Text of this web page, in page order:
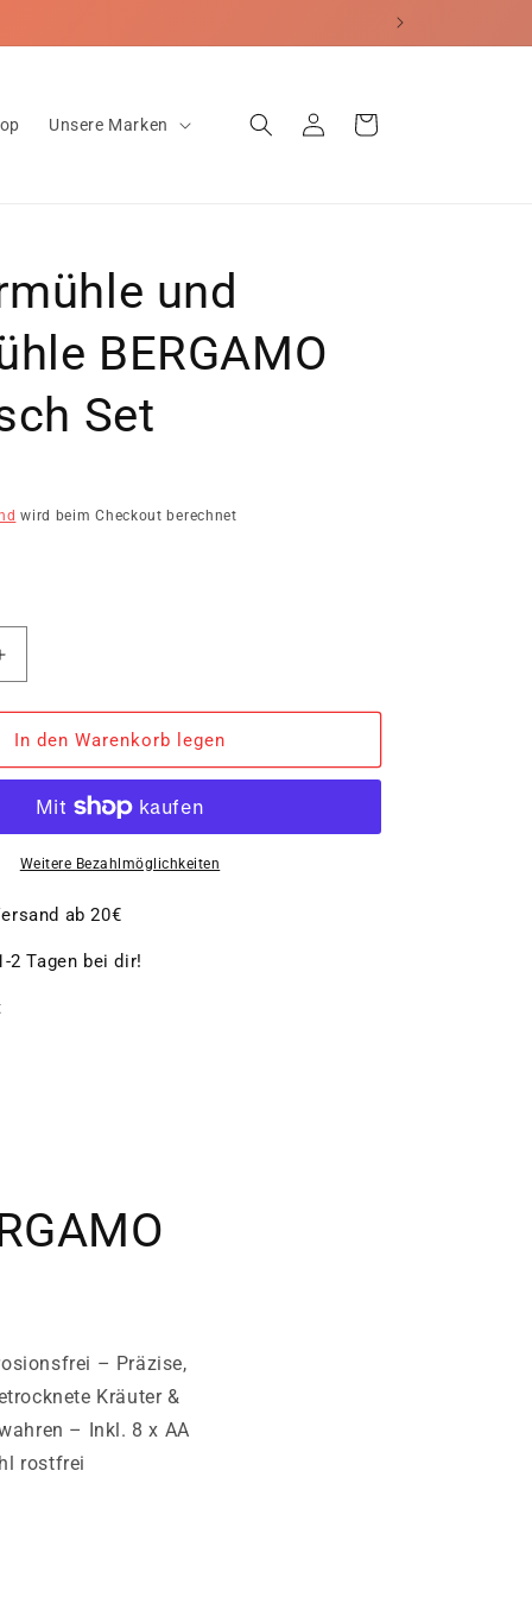
Unsere Marken EinloggenWarenkorb
und
BERGAMO
Set
wird beim Checkout berechnet
In den Warenkorb legen
Weitere Bezahlmöglichkeiten
ab 20€
2 Tagen bei dir!
– Präzise,
Kräuter &
– Inkl. 8 x AA
rostfrei